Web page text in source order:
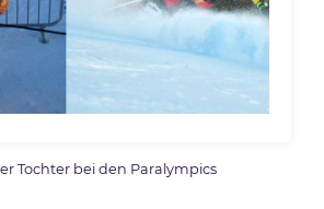
Tochter bei den Paralympics